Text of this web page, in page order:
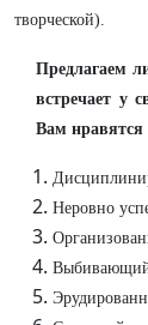
творческой).
Предлагаем
встречает у
Вам нравятся
Неровно